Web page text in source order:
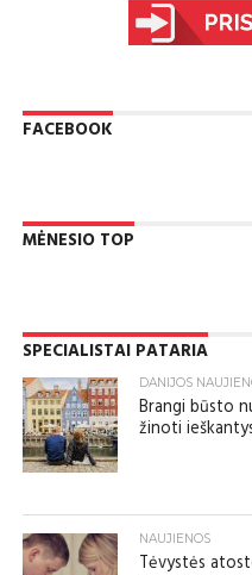
FACEBOOK
MĖNESIO TOP
SPECIALISTAI PATARIA
DANIJOS
Brangi būsto
žinoti
NAUJIENOS
Tėvystės